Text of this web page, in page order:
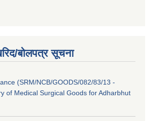
बोलपत्र सूचना
(SRM/NCB/GOODS/082/83/13 -
of Medical Surgical Goods for Adharbhut